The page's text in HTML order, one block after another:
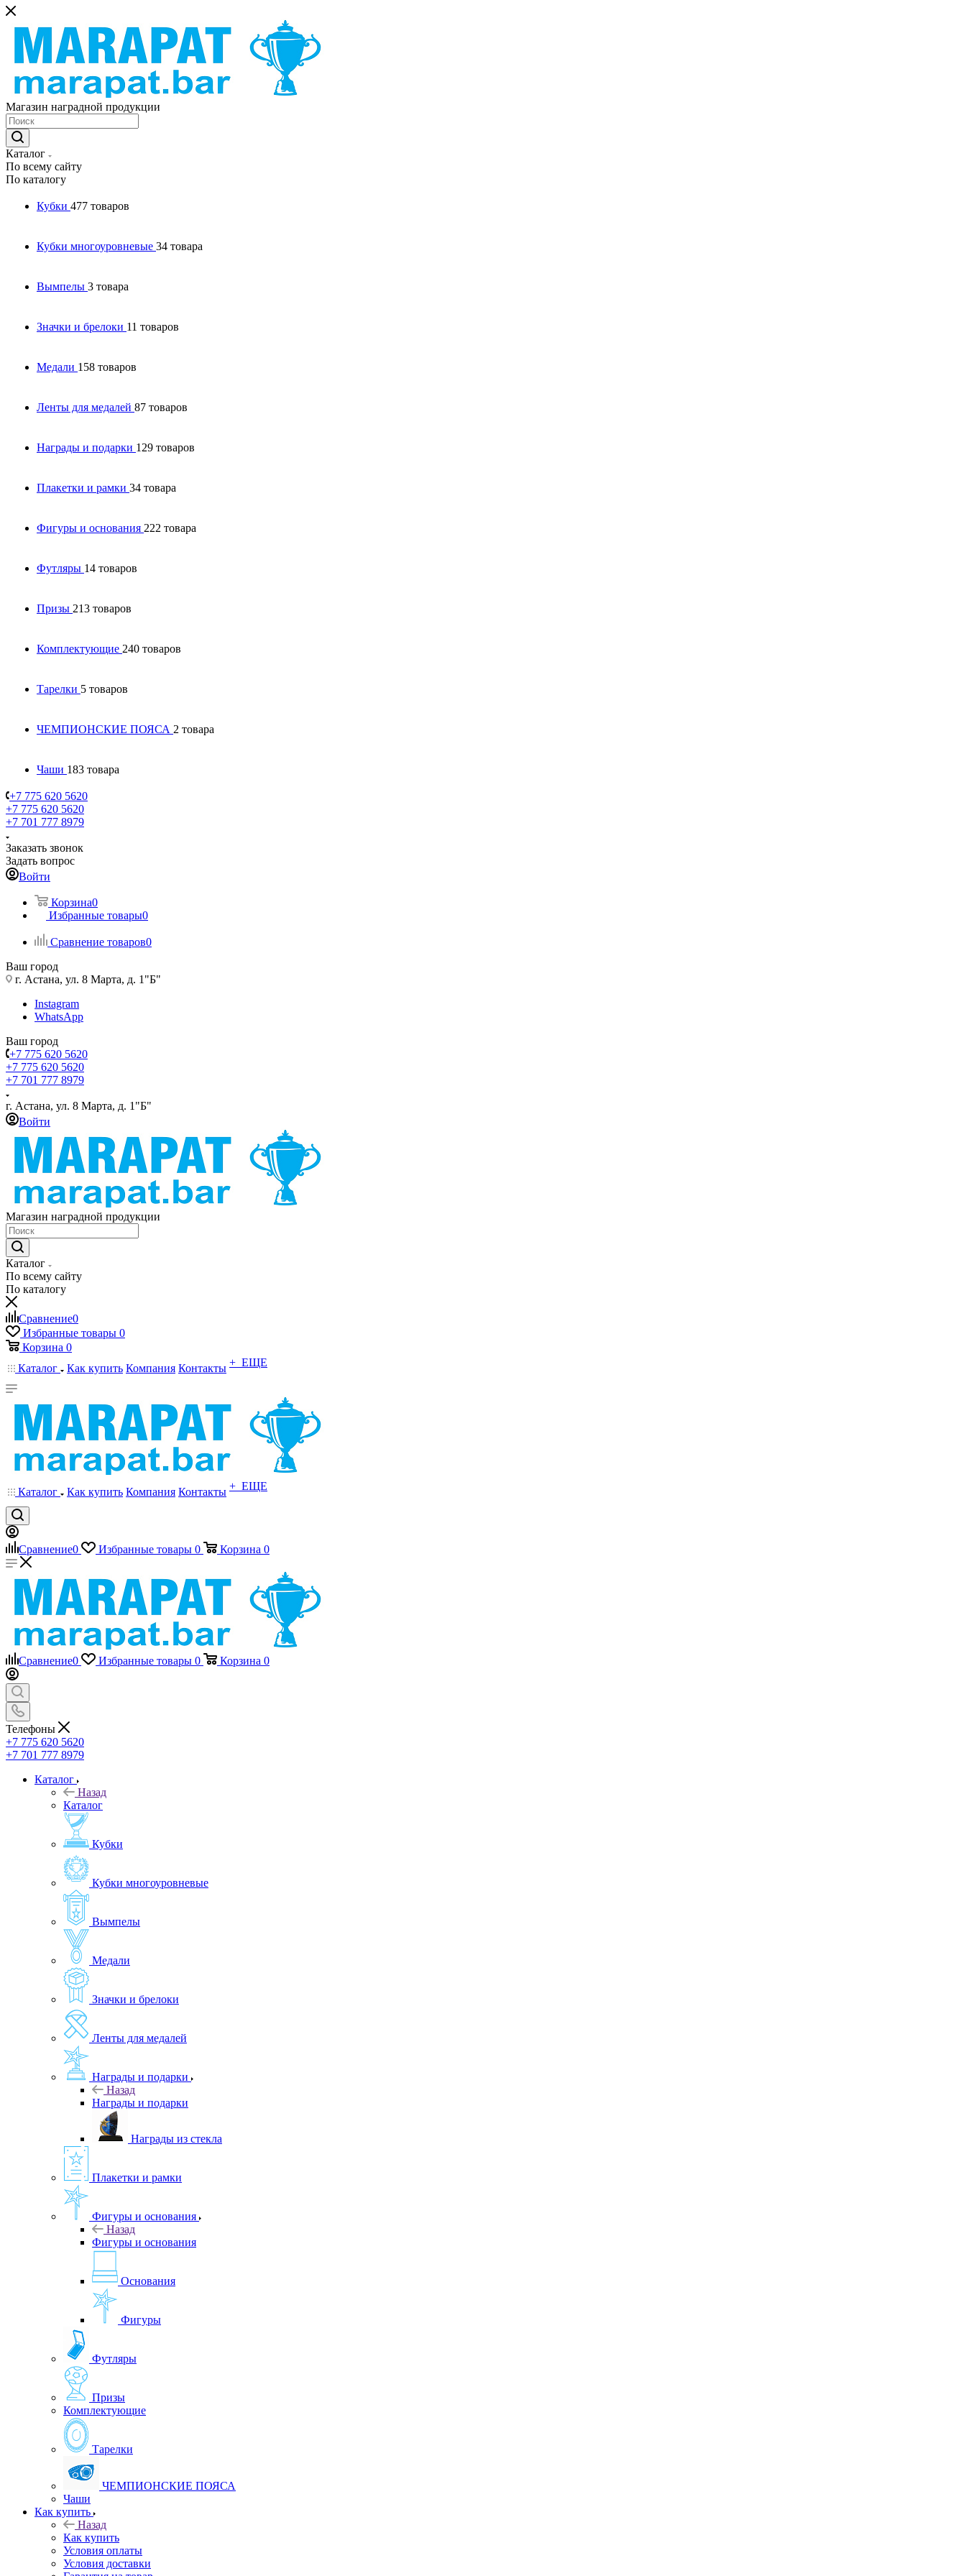
Магазин наградной продукции
Каталог
По всему сайту
По каталогу
Кубки 477 товаров
Кубки многоуровневые 34 товара
Вымпелы 3 товара
Значки и брелоки 11 товаров
Медали 158 товаров
Ленты для медалей 87 товаров
Награды и подарки 129 товаров
Плакетки и рамки 34 товара
Фигуры и основания 222 товара
Футляры 14 товаров
Призы 213 товаров
Комплектующие 240 товаров
Тарелки 5 товаров
ЧЕМПИОНСКИЕ ПОЯСА 2 товара
Чаши 183 товара
+7 775 620 5620
+7 775 620 5620
+7 701 777 8979
Заказать звонок
Задать вопрос
Войти
Корзина0
Избранные товары0
Сравнение товаров0
Ваш город
г. Астана, ул. 8 Марта, д. 1"Б"
Instagram
WhatsApp
Ваш город
+7 775 620 5620
+7 775 620 5620
+7 701 777 8979
г. Астана, ул. 8 Марта, д. 1"Б"
Войти
Магазин наградной продукции
Каталог
По всему сайту
По каталогу
Сравнение0
Избранные товары 0
Корзина 0
Каталог
Как купить Компания Контакты + ЕЩЕ
Каталог Как купить Компания Контакты + ЕЩЕ
Сравнение0 Избранные товары 0 Корзина 0
Сравнение0 Избранные товары 0 Корзина 0
Телефоны
+7 775 620 5620
+7 701 777 8979
Каталог
Назад
Каталог
Кубки
Кубки многоуровневые
Вымпелы
Медали
Значки и брелоки
Ленты для медалей
Награды и подарки
Назад
Награды и подарки
Награды из стекла
Плакетки и рамки
Фигуры и основания
Назад
Фигуры и основания
Основания
Фигуры
Футляры
Призы
Комплектующие
Тарелки
ЧЕМПИОНСКИЕ ПОЯСА
Чаши
Как купить
Назад
Как купить
Условия оплаты
Условия доставки